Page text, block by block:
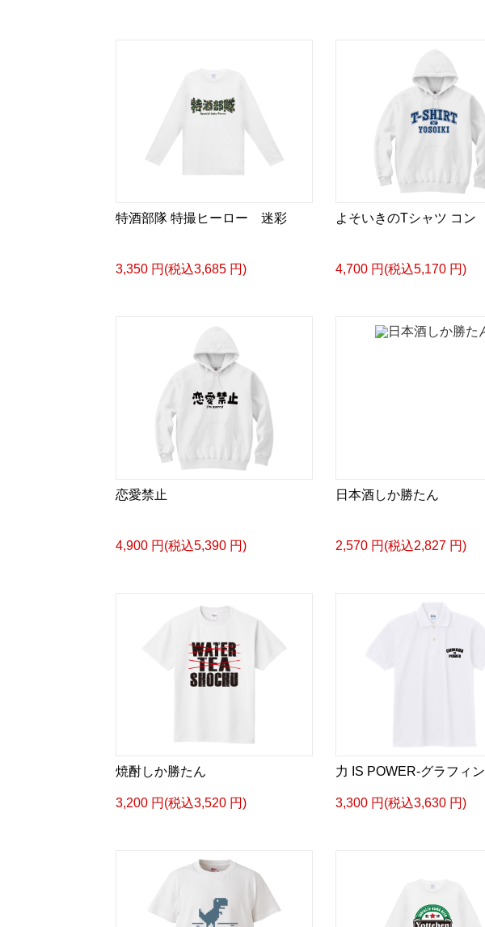
特酒部隊 特撮ヒーロー 迷彩
3,350 円(税込3,685 円)
よそいきのTシャツ コン
4,700 円(税込5,170 円)
恋愛禁止
4,900 円(税込5,390 円)
日本酒しか勝たん
2,570 円(税込2,827 円)
焼酎しか勝たん
3,200 円(税込3,520 円)
力 IS POWER-グラフィン
3,300 円(税込3,630 円)